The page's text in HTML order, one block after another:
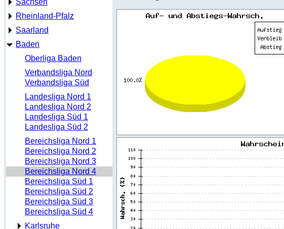
Sachsen
Rheinland-Pfalz
Saarland
Baden
Oberliga Baden
Verbandsliga Nord
Verbandsliga Süd
Landesliga Nord 1
Landesliga Nord 2
Landesliga Süd 1
Landesliga Süd 2
Bereichsliga Nord 1
Bereichsliga Nord 2
Bereichsliga Nord 3
Bereichsliga Nord 4
Bereichsliga Süd 1
Bereichsliga Süd 2
Bereichsliga Süd 3
Bereichsliga Süd 4
Karlsruhe